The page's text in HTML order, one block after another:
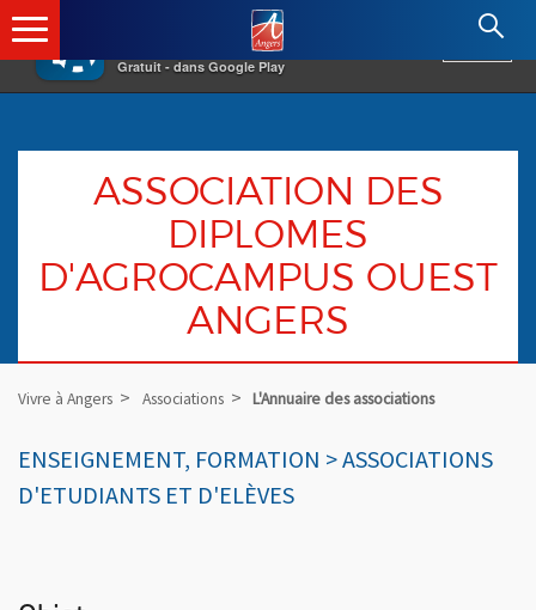
×
Gratuit - dans Google Play
Angers.fr : Retour à l'accueil
ASSOCIATION DES
DIPLOMES
D'AGROCAMPUS OUEST
ANGERS
Vivre à Angers Associations L'Annuaire des associations
ENSEIGNEMENT, FORMATION > ASSOCIATIONS
D'ETUDIANTS ET D'ELÈVES